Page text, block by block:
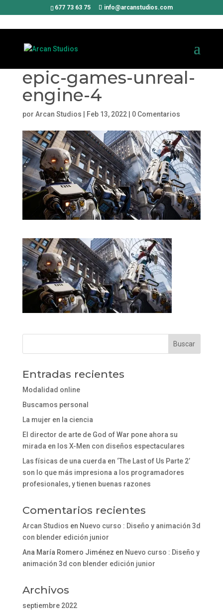
677 73 63 75 info@arcanstudios.com
epic-games-unreal-
engine-4
por Arcan Studios Feb 13, 2022| 0 Comentarios
Entradas recientes
Modalidad online
Buscamos personal
La mujer en la ciencia
El director de arte de God of War pone ahora su
mirada en los X-Men con diseños espectaculares
Las físicas de una cuerda en ‘The Last of Us Parte 2’
son lo que más impresiona a los programadores
profesionales, y tienen buenas razones
Comentarios recientes
Arcan Studios en Nuevo curso : Diseño y animación 3d
con blender edición junior
Ana María Romero Jiménez en Nuevo curso : Diseño y
animación 3d con blender edición junior
Archivos
septiembre 2022